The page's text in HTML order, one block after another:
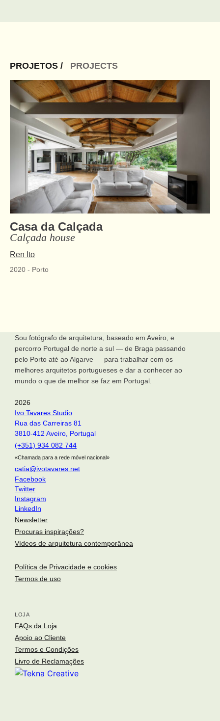
o fotógrafo
arquitetos
arquivo fotográfico
PROJETOS / PROJECTS
Casa da Calçada
Calçada house
Ren Ito
2020 - Porto
Sou fotógrafo de arquitetura, baseado em Aveiro, e
percorro Portugal de norte a sul — de Braga passando
pelo Porto até ao Algarve — para trabalhar com os
melhores arquitetos portugueses e dar a conhecer ao
mundo o que de melhor se faz em Portugal.
2026
Ivo Tavares Studio
Rua das Carreiras 81
3810-412 Aveiro, Portugal
(+351) 934 082 744
«Chamada para a rede móvel nacional»
catia@ivotavares.net
Facebook
Twitter
Instagram
LinkedIn
Newsletter
Procuras inspirações?
Vídeos de arquitetura contemporânea
Política de Privacidade e cookies
Termos de uso
LOJA
FAQs da Loja
Apoio ao Cliente
Termos e Condições
Livro de Reclamações